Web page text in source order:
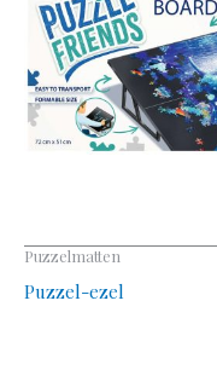
Puzzelmatten
Puzzel-ezel